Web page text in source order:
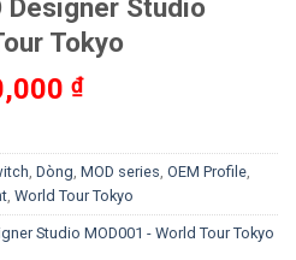
Designer Studio
Tokyo
₫
Dòng MOD series OEM Profile
World Tour Tokyo
Studio MOD001 - World Tour Tokyo